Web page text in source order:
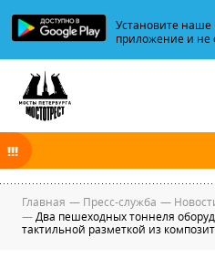
Установите
приложение и не
разводятся по графику.
Главная — Пресс-служба —
— Два пешеходных тоннеля
тактильной разметкой из